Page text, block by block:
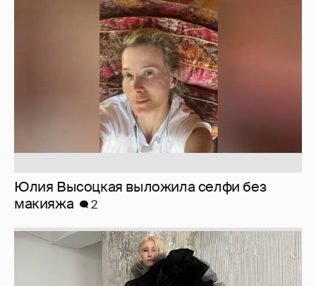
Юлия Высоцкая выложила селфи без
макияжа
2